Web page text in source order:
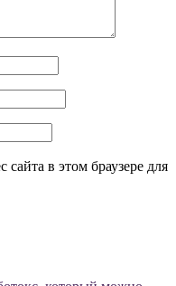
в этом браузере для